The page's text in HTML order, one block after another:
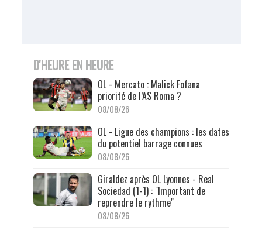
D'HEURE EN HEURE
OL - Mercato : Malick Fofana
priorité de l’AS Roma ?
08/08/26
OL - Ligue des champions : les dates
du potentiel barrage connues
08/08/26
Giraldez après OL Lyonnes - Real
Sociedad (1-1) : "Important de
reprendre le rythme"
08/08/26